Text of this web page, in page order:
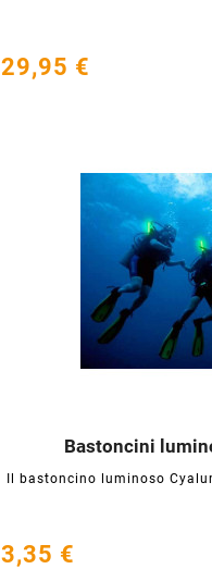
29,95 €
Bastoncini
Il bastoncino luminoso
 
3,35 €